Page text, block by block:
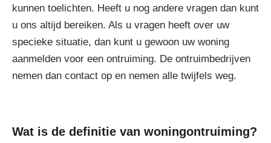
kunnen toelichten. Heeft u nog andere vragen dan kunt
u ons altijd bereiken. Als u vragen heeft over uw
specieke situatie, dan kunt u gewoon uw woning
aanmelden voor een ontruiming. De ontruimbedrijven
nemen dan contact op en nemen alle twijfels weg.
Wat is de definitie van woningontruiming?